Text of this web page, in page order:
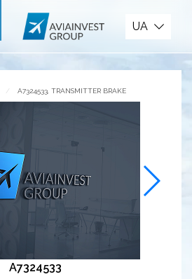
UA
A7324533, TRANSMITTER BRAKE
A7324533